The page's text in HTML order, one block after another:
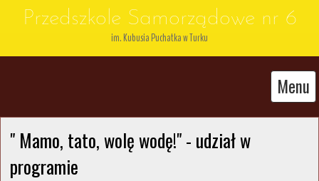
Przedszkole Samorządowe nr 6
im. Kubusia Puchatka w Turku
Menu
" Mamo, tato, wolę wodę!" - udział w
programie